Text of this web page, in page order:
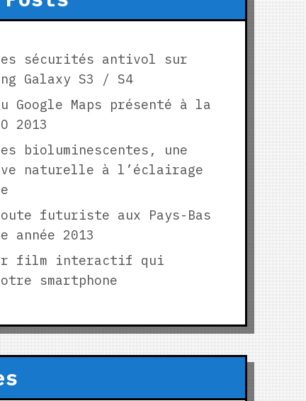
sécurités antivol sur
Galaxy S3 / S4
Google Maps présenté à la
2013
bioluminescentes, une
naturelle à l’éclairage
futuriste aux Pays-Bas
année 2013
film interactif qui
smartphone